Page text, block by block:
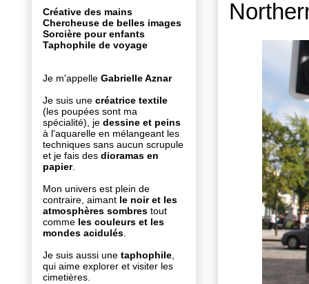
Créative des mains
Chercheuse de belles images
Sorcière pour enfants
Taphophile de voyage
Je m'appelle Gabrielle Aznar
Je suis une créatrice textile
(les poupées sont ma
spécialité), je dessine et peins
à l'aquarelle en mélangeant les
techniques sans aucun scrupule
et je fais des dioramas en
papier.
Mon univers est plein de
contraire, aimant le noir et les
atmosphères sombres tout
comme les couleurs et les
mondes acidulés
Je suis aussi une taphophile
qui aime explorer et visiter les
cimetières.